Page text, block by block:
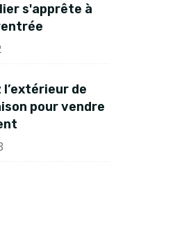
s'apprête à
l’extérieur de
pour vendre